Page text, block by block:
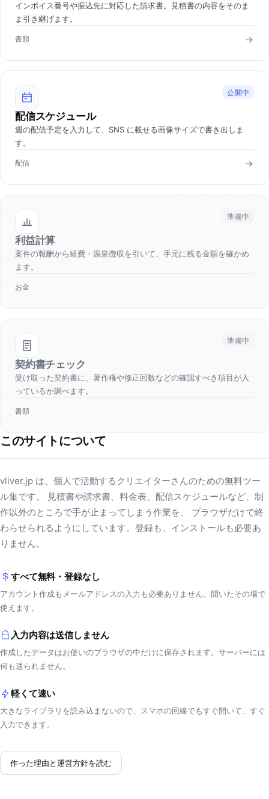
インボイス番号や振込先に対応した請求書。見積書の内容をそのま
ま引き継げます。
書類
公開中
配信スケジュール
週の配信予定を入力して、SNS に載せる画像サイズで書き出しま
す。
配信
準備中
利益計算
案件の報酬から経費・源泉徴収を引いて、手元に残る金額を確かめ
ます。
お金
準備中
契約書チェック
受け取った契約書に、著作権や修正回数などの確認すべき項目が入
っているか調べます。
書類
このサイトについて
vliver.jp は、個人で活動するクリエイターさんのための無料ツー
ル集です。 見積書や請求書、料金表、配信スケジュールなど、制
作以外のところで手が止まってしまう作業を、 ブラウザだけで終
わらせられるようにしています。登録も、インストールも必要あ
りません。
すべて無料・登録なし
アカウント作成もメールアドレスの入力も必要ありません。開いたその場で
使えます。
入力内容は送信しません
作成したデータはお使いのブラウザの中だけに保存されます。サーバーには
何も送られません。
軽くて速い
大きなライブラリを読み込まないので、スマホの回線でもすぐ開いて、すぐ
入力できます。
作った理由と運営方針を読む